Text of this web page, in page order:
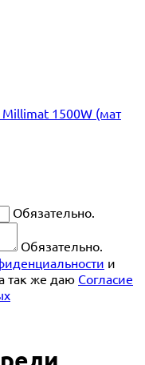
Millimat 1500W (мат
Обязательно.
Обязательно.
и
так же даю Согласие